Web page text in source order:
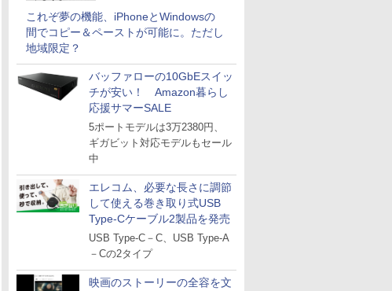
これぞ夢の機能、iPhoneとWindowsの
間でコピー＆ペーストが可能に。ただし
地域限定？
バッファローの10GbEスイッ
チが安い！ Amazon暮らし
応援サマーSALE
5ポートモデルは3万2380円、
ギガビット対応モデルもセール
中
エレコム、必要な長さに調節
して使える巻き取り式USB
Type-Cケーブル2製品を発売
USB Type-C－C、USB Type-A
－Cの2タイプ
映画のストーリーの全容を文